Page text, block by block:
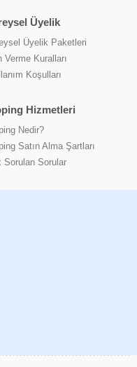
Üyelik
Üyelik Paketleri
Verme Kuralları
Koşulları
Hizmetleri
Nedir?
Satın Alma Şartları
Sorulan Sorular